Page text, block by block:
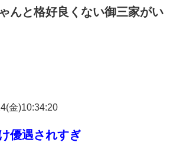
んと格好良くない御三家がい
金)10:34:20
優遇されすぎ